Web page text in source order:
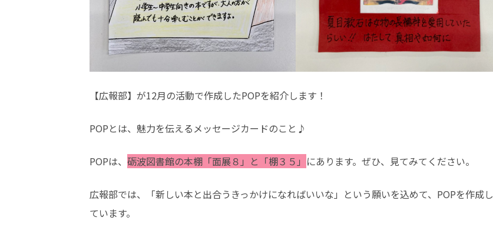
【広報部】が12月の活動で作成したPOPを紹介します！
POPとは、魅力を伝えるメッセージカードのこと♪
POPは、 砺波図書館の本棚「面展８」と「棚３５」 にあります。ぜひ、見てみてください。
広報部では、「新しい本と出合うきっかけになればいいな」という願いを込めて、POPを作成し
ています。